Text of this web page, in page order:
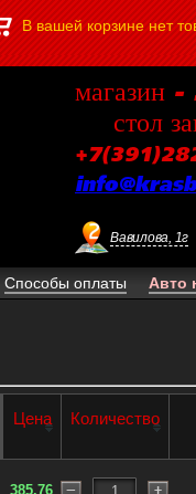
В вашей корзине нет
стол
Вавилова, 1г
Способы оплаты Авто
Цена Количество
385.76